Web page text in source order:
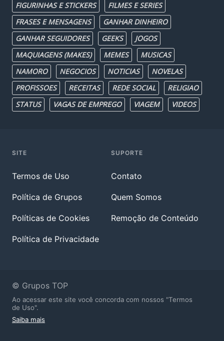
FIGURINHAS E STICKERS
FILMES E SERIES
FRASES E MENSAGENS
GANHAR DINHEIRO
GANHAR SEGUIDORES
GEEKS
JOGOS
MAQUIAGENS (MAKES)
MEMES
MUSICAS
NAMORO
NEGOCIOS NOTICIAS
NOVELAS
PROFISSOES
RECEITAS REDE SOCIAL
RELIGIAO
STATUS
VAGAS DE EMPREGO VIAGEM VIDEOS
SITE
Termos de Uso
Política de Grupos
Políticas de Cookies
Política de Privacidade
SUPORTE
Contato
Quem Somos
Remoção de Conteúdo
© Grupos TOP
Ao acessar este site você concorda com nossos "Termos
de Uso".
Saiba mais